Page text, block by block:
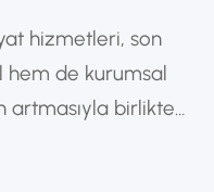
hizmetleri, son
hem de kurumsal
artmasıyla birlikte
önemli bir